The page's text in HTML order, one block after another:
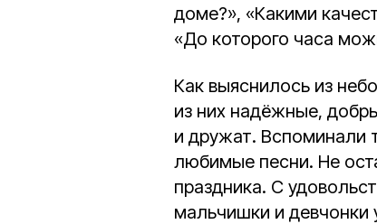
доме?», «Какими
«До которого часа
Как выяснилось из
из них надёжные,
и дружат. Вспоминали
любимые песни. Не
праздника. С
мальчишки и девчонки